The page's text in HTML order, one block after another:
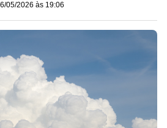
05/2026 às 19:06